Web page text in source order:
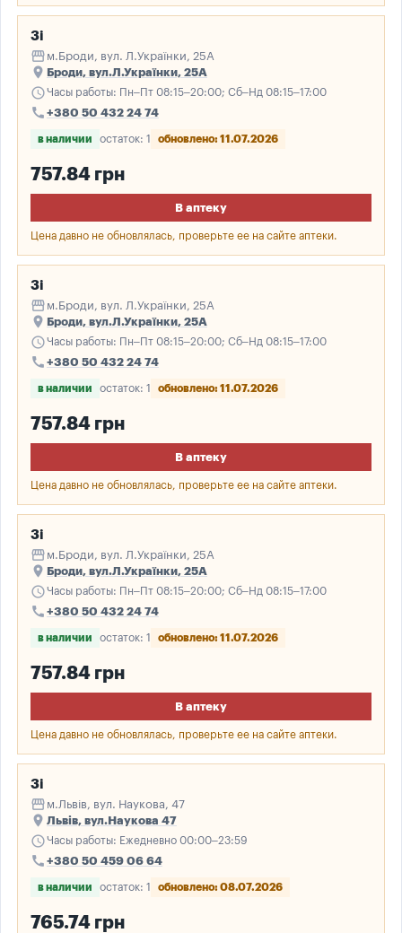
3і
storefront м.Броди, вул. Л.Українки, 25А
place Броди, вул.Л.Українки, 25А
scheduleЧасы работы: Пн–Пт 08:15–20:00; Сб–Нд 08:15–17:00
call +380 50 432 24 74
в наличии остаток: 1 обновлено: 11.07.2026
757.84 грн
В аптеку
Цена давно не обновлялась, проверьте ее на сайте аптеки.
3і
storefront м.Броди, вул. Л.Українки, 25А
place Броди, вул.Л.Українки, 25А
scheduleЧасы работы: Пн–Пт 08:15–20:00; Сб–Нд 08:15–17:00
call +380 50 432 24 74
в наличии остаток: 1 обновлено: 11.07.2026
757.84 грн
В аптеку
Цена давно не обновлялась, проверьте ее на сайте аптеки.
3і
storefront м.Броди, вул. Л.Українки, 25А
place Броди, вул.Л.Українки, 25А
scheduleЧасы работы: Пн–Пт 08:15–20:00; Сб–Нд 08:15–17:00
call +380 50 432 24 74
в наличии остаток: 1 обновлено: 11.07.2026
757.84 грн
В аптеку
Цена давно не обновлялась, проверьте ее на сайте аптеки.
3і
storefront м.Львів, вул. Наукова, 47
place Львів, вул.Наукова 47
scheduleЧасы работы: Ежедневно 00:00–23:59
call +380 50 459 06 64
в наличии остаток: 1 обновлено: 08.07.2026
765.74 грн